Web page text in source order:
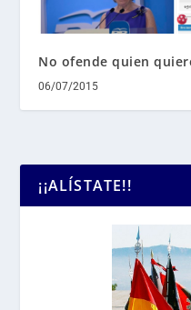
No ofende quien
06/07/2015
¡¡ALÍSTATE!!